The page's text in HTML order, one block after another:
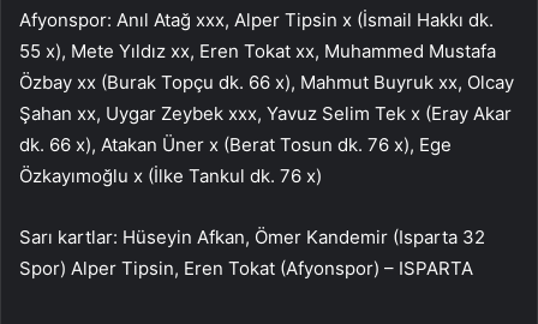
Afyonspor: Anıl Atağ xxx, Alper Tipsin x (İsmail Hakkı dk.
55 x), Mete Yıldız xx, Eren Tokat xx, Muhammed Mustafa
Özbay xx (Burak Topçu dk. 66 x), Mahmut Buyruk xx, Olcay
Şahan xx, Uygar Zeybek xxx, Yavuz Selim Tek x (Eray Akar
dk. 66 x), Atakan Üner x (Berat Tosun dk. 76 x), Ege
Özkayımoğlu x (İlke Tankul dk. 76 x)
Sarı kartlar: Hüseyin Afkan, Ömer Kandemir (Isparta 32
Spor) Alper Tipsin, Eren Tokat (Afyonspor) – ISPARTA